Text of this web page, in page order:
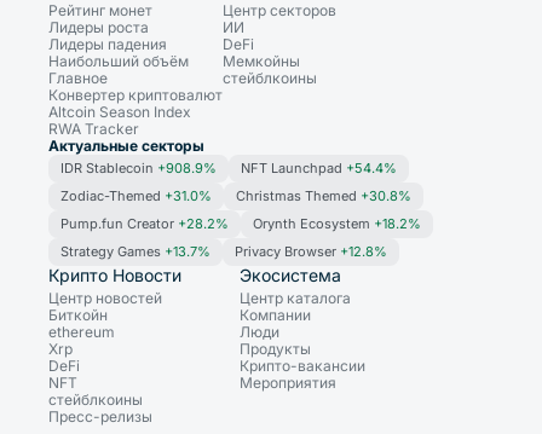
Рейтинг монет
Лидеры роста
Лидеры падения
Наибольший объём
Главное
Конвертер криптовалют
Altcoin Season Index
RWA Tracker
Центр секторов
ИИ
DeFi
Мемкойны
стейблкоины
Актуальные секторы
IDR Stablecoin +908.9% NFT Launchpad +54.4%
Zodiac-Themed +31.0% Christmas Themed +30.8%
Pump.fun Creator +28.2% Orynth Ecosystem +18.2%
Strategy Games +13.7% Privacy Browser +12.8%
Крипто Новости
Центр новостей
Биткойн
ethereum
Xrp
DeFi
NFT
стейблкоины
Пресс-релизы
Экосистема
Центр каталога
Компании
Люди
Продукты
Крипто-вакансии
Мероприятия